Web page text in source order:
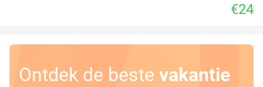
€24
Ontdek de beste vakantie